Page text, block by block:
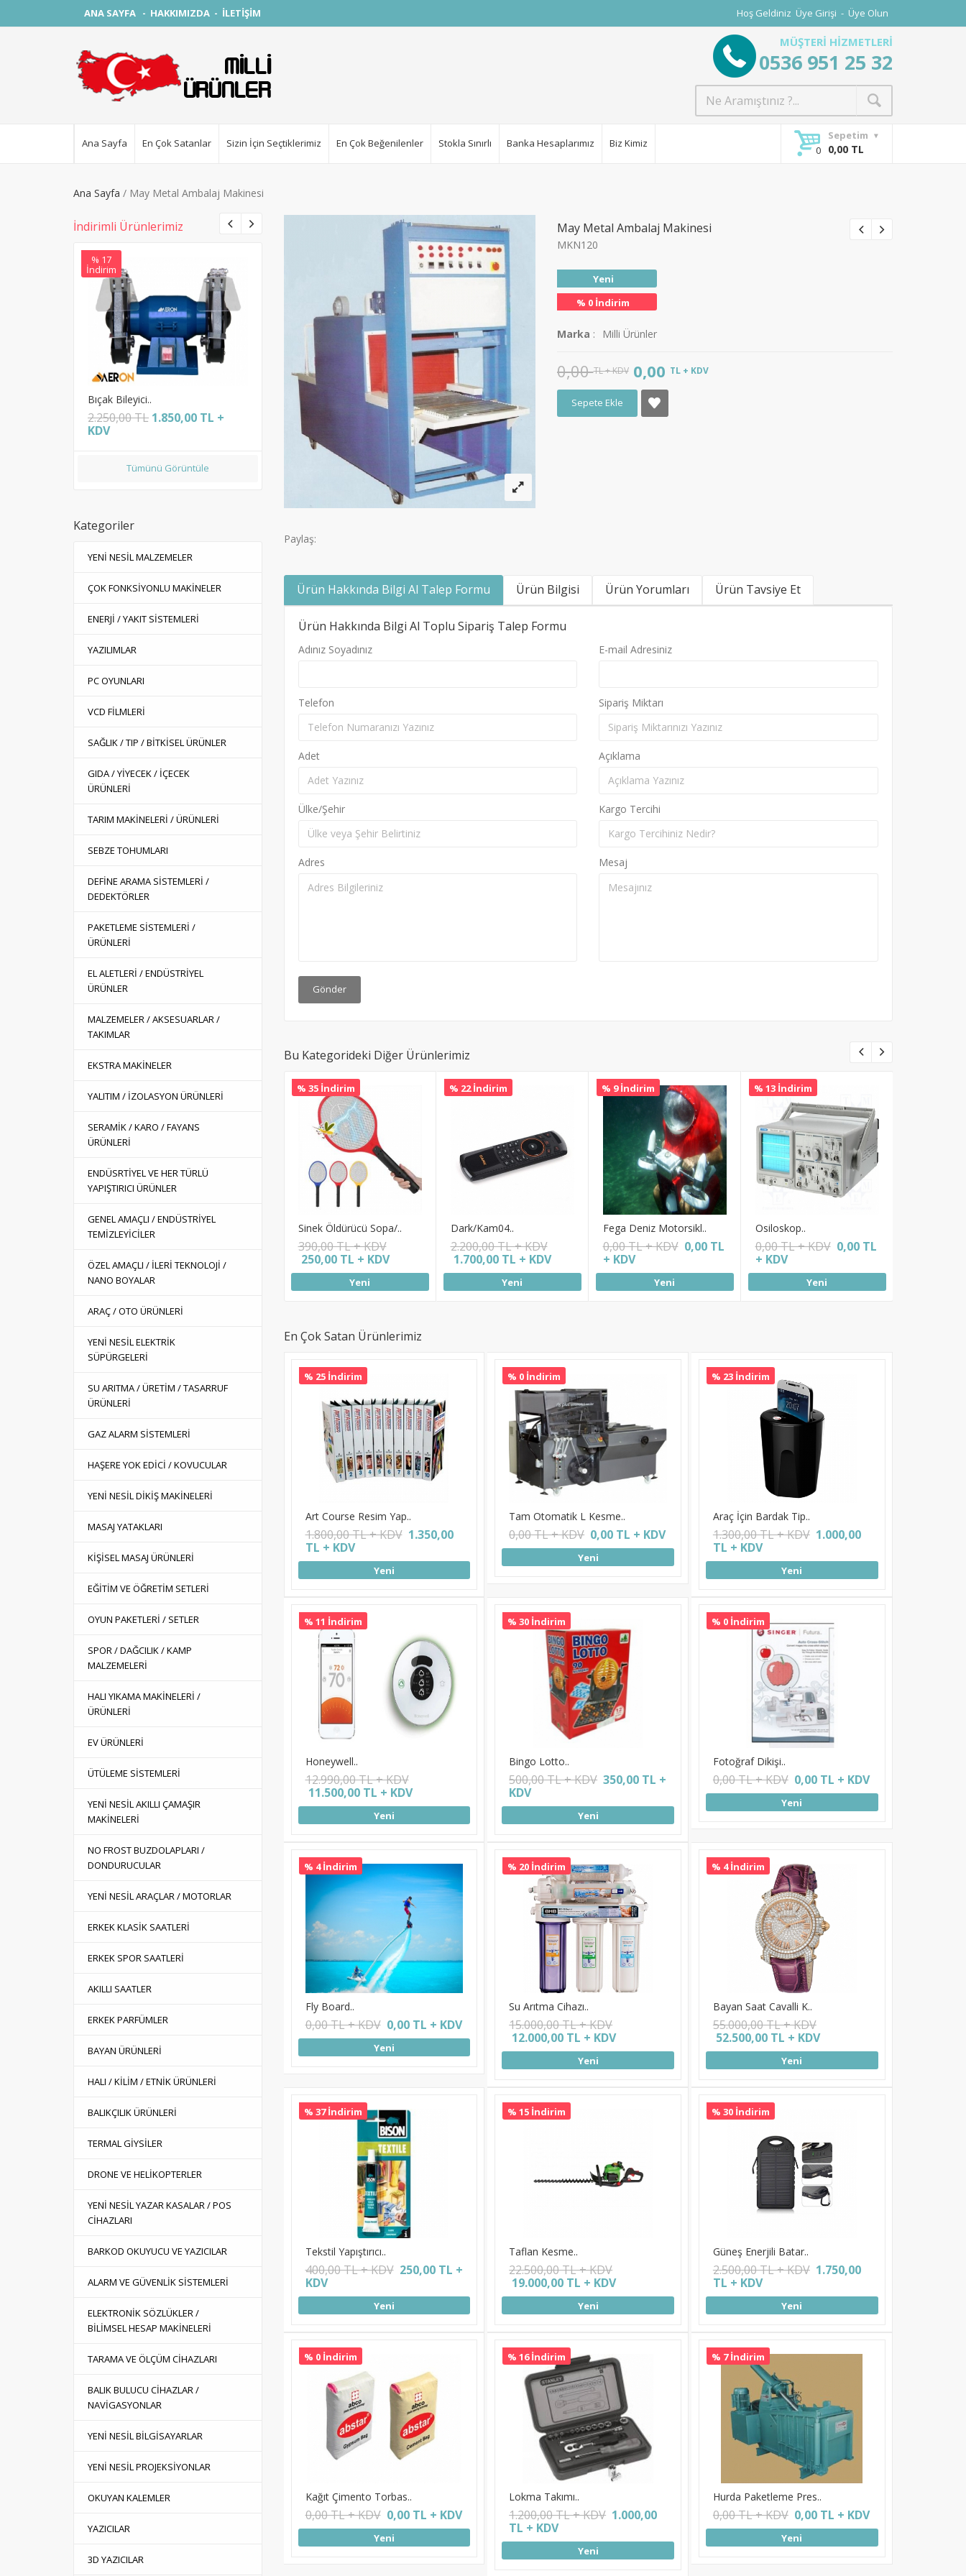
ANA SAYFA - HAKKIMIZDA - İLETİŞİM Hoş Geldiniz Üye Girişi - Üye Olun
MÜŞTERİ HİZMETLERİ
0536 951 25 32
Ana Sayfa En Çok Satanlar Sizin İçin Seçtiklerimiz En Çok Beğenilenler Stokla Sınırlı Banka Hesaplarımız Biz Kimiz
Sepetim
0,00 TL
Ana Sayfa May Metal Ambalaj Makinesi
İndirimli Ürünlerimiz
% 17
İndirim
Bıçak Bileyici..
2.250,00 TL 1.850,00 TL +
KDV
Duvar Seramiği 30*60cm Düz..
0,00 TL
% 16
İndirim
3 Kişilik Çadır..
3.000,00 TL
2.500,00 TL +
KDV
İndirim
Sebze Doğrama Makinesi..
0,00 TL
Tümünü Görüntüle
Kategoriler
YENİ NESİL MALZEMELER
ÇOK FONKSİYONLU MAKİNELER
ENERJİ / YAKIT SİSTEMLERİ
YAZILIMLAR
PC OYUNLARI
VCD FİLMLERİ
SAĞLIK / TIP / BİTKİSEL ÜRÜNLER
GIDA / YİYECEK / İÇECEK
ÜRÜNLERİ
TARIM MAKİNELERİ / ÜRÜNLERİ
SEBZE TOHUMLARI
DEFİNE ARAMA SİSTEMLERİ /
DEDEKTÖRLER
PAKETLEME SİSTEMLERİ /
ÜRÜNLERİ
EL ALETLERİ / ENDÜSTRİYEL
ÜRÜNLER
MALZEMELER / AKSESUARLAR /
TAKIMLAR
EKSTRA MAKİNELER
YALITIM / İZOLASYON ÜRÜNLERİ
SERAMİK / KARO / FAYANS
ÜRÜNLERİ
ENDÜSRTİYEL VE HER TÜRLÜ
YAPIŞTIRICI ÜRÜNLER
GENEL AMAÇLI / ENDÜSTRİYEL
TEMİZLEYİCİLER
ÖZEL AMAÇLI / İLERİ TEKNOLOJİ /
NANO BOYALAR
ARAÇ / OTO ÜRÜNLERİ
YENİ NESİL ELEKTRİK
SÜPÜRGELERİ
SU ARITMA / ÜRETİM / TASARRUF
ÜRÜNLERİ
GAZ ALARM SİSTEMLERİ
HAŞERE YOK EDİCİ / KOVUCULAR
YENİ NESİL DİKİŞ MAKİNELERİ
MASAJ YATAKLARI
KİŞİSEL MASAJ ÜRÜNLERİ
EĞİTİM VE ÖĞRETİM SETLERİ
OYUN PAKETLERİ / SETLER
SPOR / DAĞCILIK / KAMP
MALZEMELERİ
HALI YIKAMA MAKİNELERİ /
ÜRÜNLERİ
EV ÜRÜNLERİ
ÜTÜLEME SİSTEMLERİ
YENİ NESİL AKILLI ÇAMAŞIR
MAKİNELERİ
NO FROST BUZDOLAPLARI /
DONDURUCULAR
YENİ NESİL ARAÇLAR / MOTORLAR
ERKEK KLASİK SAATLERİ
ERKEK SPOR SAATLERİ
AKILLI SAATLER
ERKEK PARFÜMLER
BAYAN ÜRÜNLERİ
HALI / KİLİM / ETNİK ÜRÜNLERİ
BALIKÇILIK ÜRÜNLERİ
TERMAL GİYSİLER
DRONE VE HELİKOPTERLER
YENİ NESİL YAZAR KASALAR / POS
CİHAZLARI
BARKOD OKUYUCU VE YAZICILAR
ALARM VE GÜVENLİK SİSTEMLERİ
ELEKTRONİK SÖZLÜKLER /
BİLİMSEL HESAP MAKİNELERİ
TARAMA VE ÖLÇÜM CİHAZLARI
BALIK BULUCU CİHAZLAR /
NAVİGASYONLAR
YENİ NESİL BİLGİSAYARLAR
YENİ NESİL PROJEKSİYONLAR
OKUYAN KALEMLER
YAZICILAR
3D YAZICILAR
Paylaş:
May Metal Ambalaj Makinesi
MKN120
Yeni
% 0 İndirim
Marka : Milli Ürünler
0,00TL + KDV 0,00 TL + KDV
Sepete Ekle
Ürün Hakkında Bilgi Al Talep Formu Ürün Bilgisi Ürün Yorumları Ürün Tavsiye Et
Ürün Hakkında Bilgi Al Toplu Sipariş Talep Formu
Adınız Soyadınız E-mail Adresiniz
Telefon Sipariş Miktarı
Adet Açıklama
Ülke/Şehir Kargo Tercihi
Adres Mesaj
Gönder
Bu Kategorideki Diğer Ürünlerimiz
Sinek Öldürücü Sopa/..
390,00 TL + KDV
250,00 TL + KDV
Yeni
% 35 İndirim
Dark/Kam04..
2.200,00 TL + KDV
1.700,00 TL + KDV
Yeni
% 22 İndirim
Fega Deniz Motorsikl..
0,00 TL + KDV 0,00 TL
+ KDV
Yeni
% 9 İndirim
Osiloskop..
0,00 TL + KDV 0,00 TL
+ KDV
Yeni
% 13 İndirim
En Çok Satan Ürünlerimiz
Art Course Resim Yap..
1.800,00 TL + KDV 1.350,00
TL + KDV
Yeni
% 25 İndirim
Tam Otomatik L Kesme..
0,00 TL + KDV 0,00 TL + KDV
Yeni
% 0 İndirim
Araç İçin Bardak Tip..
1.300,00 TL + KDV 1.000,00
TL + KDV
Yeni
% 23 İndirim
Honeywell..
12.990,00 TL + KDV
11.500,00 TL + KDV
Yeni
% 11 İndirim
Bingo Lotto..
500,00 TL + KDV 350,00 TL +
KDV
Yeni
% 30 İndirim
Fotoğraf Dikişi..
0,00 TL + KDV 0,00 TL + KDV
Yeni
% 0 İndirim
Fly Board..
0,00 TL + KDV 0,00 TL + KDV
Yeni
% 4 İndirim
Su Arıtma Cihazı..
15.000,00 TL + KDV
12.000,00 TL + KDV
Yeni
% 20 İndirim
Bayan Saat Cavalli K..
55.000,00 TL + KDV
52.500,00 TL + KDV
Yeni
% 4 İndirim
Tekstil Yapıştırıcı..
400,00 TL + KDV 250,00 TL +
KDV
Yeni
% 37 İndirim
Taflan Kesme..
22.500,00 TL + KDV
19.000,00 TL + KDV
Yeni
% 15 İndirim
Güneş Enerjili Batar..
2.500,00 TL + KDV 1.750,00
TL + KDV
Yeni
% 30 İndirim
Kağıt Çimento Torbas..
0,00 TL + KDV 0,00 TL + KDV
Yeni
% 0 İndirim
Lokma Takımı..
1.200,00 TL + KDV 1.000,00
TL + KDV
Yeni
% 16 İndirim
Hurda Paketleme Pres..
0,00 TL + KDV 0,00 TL + KDV
Yeni
% 7 İndirim